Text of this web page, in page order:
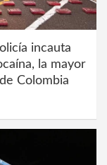
incauta
la mayor
Colombia